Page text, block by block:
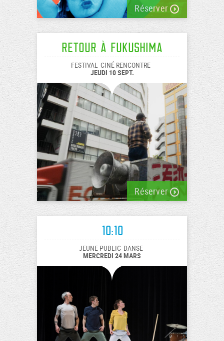
Réserver
Retour à Fukushima
FESTIVAL CINÉ RENCONTRE
JEUDI 10 SEPT.
Réserver
10:10
JEUNE PUBLIC DANSE
MERCREDI 24 MARS